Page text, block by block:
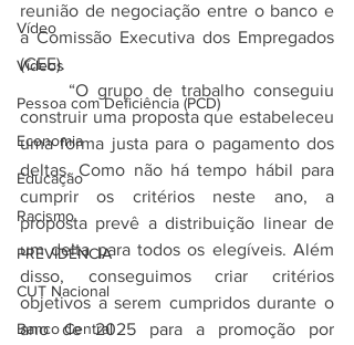
Vídeo
Vídeos
Pessoa com Deficiência (PCD)
Economia
Educação
Racismo
PREVIDÊNCIA
CUT Nacional
Banco Central
reunião de negociação entre o banco e
a Comissão Executiva dos Empregados
(CEE).
construir uma proposta que estabeleceu
uma forma justa para o pagamento dos
deltas. Como não há tempo hábil para
cumprir os critérios neste ano, a
proposta prevê a distribuição linear de
um delta para todos os elegíveis. Além
disso, conseguimos criar critérios
objetivos a serem cumpridos durante o
ano de 2025 para a promoção por